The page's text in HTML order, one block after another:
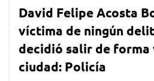
David Felipe Acosta
víctima de ningún
decidió salir de
ciudad: Policía